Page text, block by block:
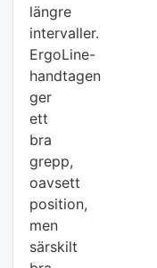
längre
intervaller.
ErgoLine-
handtagen
ger
ett
bra
grepp,
oavsett
position,
men
särskilt